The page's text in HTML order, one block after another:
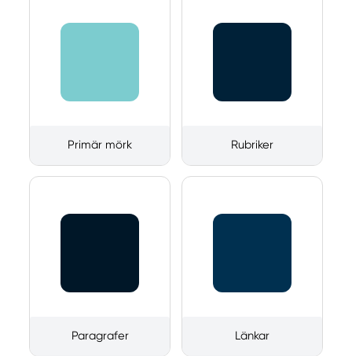
Primär mörk Rubriker
Paragrafer Länkar